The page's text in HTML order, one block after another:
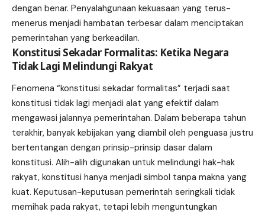
dengan benar. Penyalahgunaan kekuasaan yang terus-
menerus menjadi hambatan terbesar dalam menciptakan
pemerintahan yang berkeadilan.
Konstitusi Sekadar Formalitas: Ketika Negara
Tidak Lagi Melindungi Rakyat
Fenomena “konstitusi sekadar formalitas” terjadi saat
konstitusi tidak lagi menjadi alat yang efektif dalam
mengawasi jalannya pemerintahan. Dalam beberapa tahun
terakhir, banyak kebijakan yang diambil oleh penguasa justru
bertentangan dengan prinsip-prinsip dasar dalam
konstitusi. Alih-alih digunakan untuk melindungi hak-hak
rakyat, konstitusi hanya menjadi simbol tanpa makna yang
kuat. Keputusan-keputusan pemerintah seringkali tidak
memihak pada rakyat, tetapi lebih menguntungkan